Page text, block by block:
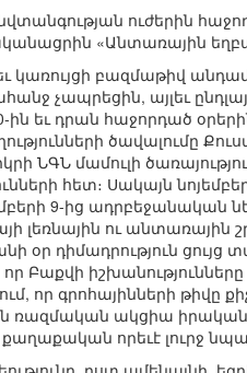
ուժերին
«Անտառային
կառույցի բազմաթիվ
չապրեցին, այլեւ
եւ դրան հաջորդած
ծավալումը
ՆԳՆ մամուլի
հետ։ Սակայն
9-ից ադրբեջանական
լեռնային ու անտառային
օր դիմադրություն
Բաքվի
գրոհայինների թիվը քիչ
ռազմական ակցիա
որեւէ լուրջ